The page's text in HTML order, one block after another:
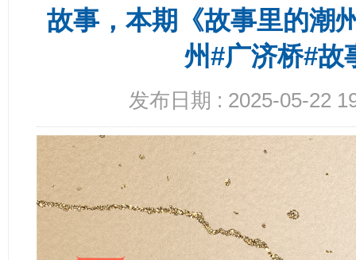
故事，本期《故事里的潮
州#广济桥#故
发布日期 : 2025-05-22